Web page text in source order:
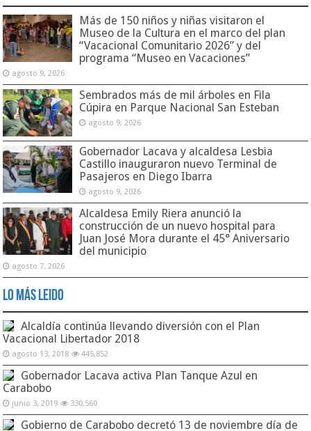
Más de 150 niños y niñas visitaron el
Museo de la Cultura en el marco del plan
“Vacacional Comunitario 2026” y del
programa “Museo en Vacaciones”
agosto 9, 2026
Sembrados más de mil árboles en Fila
Cúpira en Parque Nacional San Esteban
agosto 9, 2026
Gobernador Lacava y alcaldesa Lesbia
Castillo inauguraron nuevo Terminal de
Pasajeros en Diego Ibarra
agosto 9, 2026
Alcaldesa Emily Riera anunció la
construcción de un nuevo hospital para
Juan José Mora durante el 45° Aniversario
del municipio
agosto 7, 2026
Lo Más Leido
Alcaldía continúa llevando diversión con el Plan
Vacacional Libertador 2018
agosto 13, 2018 445,852
Gobernador Lacava activa Plan Tanque Azul en
Carabobo
junio 3, 2019 330,560
Gobierno de Carabobo decretó 13 de noviembre día de